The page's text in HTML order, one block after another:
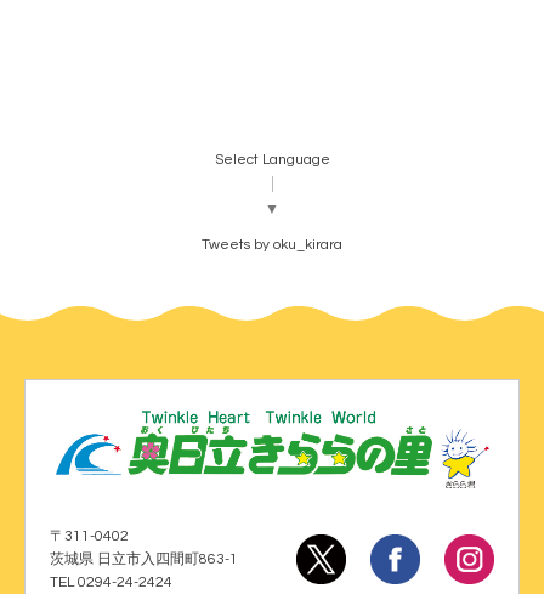
Select Language
▼
Tweets by oku_kirara
〒311-0402
茨城県 日立市入四間町863-1
TEL 0294-24-2424